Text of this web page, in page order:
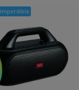
Imperdible